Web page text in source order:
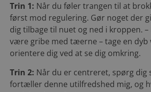
Trin 1: Når du føler trangen til at
først mod regulering. Gør noget der
dig tilbage til nuet og ned i kroppen. –
være gribe med tæerne – tage en
orientere dig ved at se dig omkring.
Trin 2: Når du er centreret, spørg dig
fortæller denne utilfredshed mig, og